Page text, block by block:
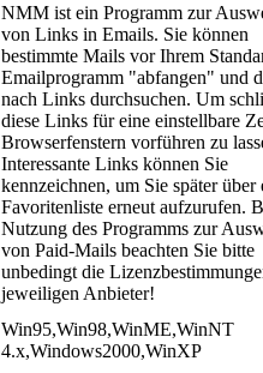
NMM ist ein Programm zur
von Links in Emails. Sie können
bestimmte Mails vor Ihrem
Emailprogramm "abfangen" und
nach Links durchsuchen. Um
diese Links für eine einstellbare
Browserfenstern vorführen zu
Interessante Links können Sie
kennzeichnen, um Sie später über
Favoritenliste erneut aufzurufen.
Nutzung des Programms zur
von Paid-Mails beachten Sie bitte
unbedingt die
jeweiligen Anbieter!
Win95,Win98,WinME,WinNT
4.x,Windows2000,WinXP